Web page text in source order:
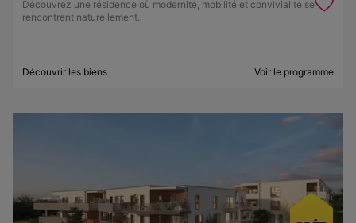
Découvrez une résidence où modernité, mobilité et convivialité se
rencontrent naturellement.
Découvrir les biens Voir le programme